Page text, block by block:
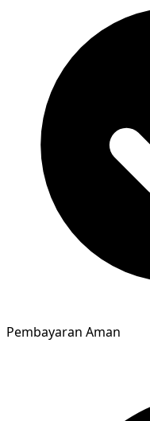
Pembayaran Aman